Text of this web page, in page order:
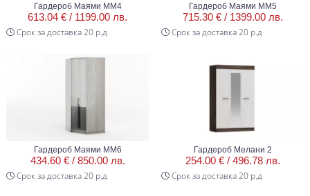
Гардероб Маями ММ4
613.04 € / 1199.00 лв.
Срок за доставка 20 р.д
Гардероб Маями ММ5
715.30 € / 1399.00 лв.
Срок за доставка 20 р.д
Гардероб Маями ММ6
434.60 € / 850.00 лв.
Срок за доставка 20 р.д
Гардероб Мелани 2
254.00 € / 496.78 лв.
Срок за доставка 20 р.д